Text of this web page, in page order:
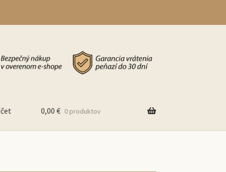
0,00 € 0 produktov